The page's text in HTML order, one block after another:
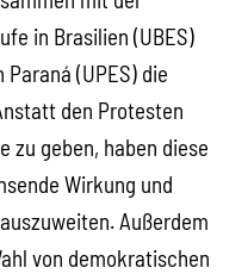
in Brasilien (UBES)
(UPES) die
den Protesten
zu geben, haben diese
Wirkung und
Außerdem
von demokratischen